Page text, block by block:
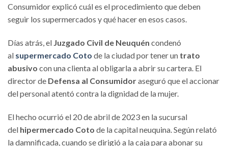
Consumidor explicó cuál es el procedimiento que deben
seguir los supermercados y qué hacer en esos casos.
Días atrás, el Juzgado Civil de Neuquén condenó
al supermercado Coto de la ciudad por tener un trato
abusivo con una clienta al obligarla a abrir su cartera. El
director de Defensa al Consumidoraseguró que el accionar
del personal atentó contra la dignidad de la mujer.
El hecho ocurrió el 20 de abril de 2023 en la sucursal
del hipermercado Coto de la capital neuquina. Según relató
la damnificada, cuando se dirigió a la caja para abonar su